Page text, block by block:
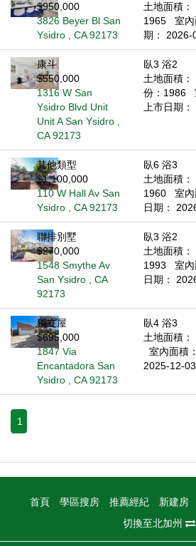
$950,000
3826 Beyer Bl San
Ysidro , CA 92173
土地面積
1965
室
期： 2026-
康斗
$550,000
1316 W San
Ysidro Blvd Unit
Unit A San Ysidro ,
CA 92173
臥3 浴2
土地面積
份：1986
上市日期
其他類型
$1,100,000
110 W Hall Av San
Ysidro , CA 92173
臥6 浴3
土地面積
1960
室
日期：
聯排別墅
$270,000
1548 Smythe Av
San Ysidro , CA
92173
臥3 浴2
土地面積
1993
室
日期：
獨立屋
$695,000
1847 Via
Encantadora San
Ysidro , CA 92173
臥4 浴3
土地面積
室內面積
2025-12-03
1
首頁 學區搜房 推薦經紀 新建房
切換至北加州